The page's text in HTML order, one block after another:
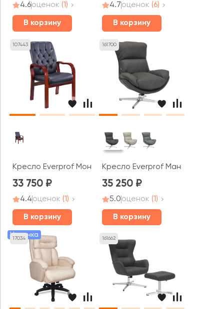
4.6оценок (1)
В корзину
4.7оценок (6)
В корзину
107443
Кресло Everprof Монако Вуд СФ / Monaco Wood CF
33 750
4.4оценок (1)
В корзину
161700
Кресло Everprof Манго / Mango
35 250
5.0оценок (1)
В корзину
17034
Новинка 161662